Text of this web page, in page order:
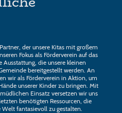
der unsere Kitas mit großem
Fokus als Förderverein auf das
die unsere kleinen
bereitgestellt werden. An
wir als Förderverein in Aktion, um
unserer Kinder zu bringen. Mit
Einsatz versetzen wir uns
benötigten Ressourcen, die
fantasievoll zu gestalten.